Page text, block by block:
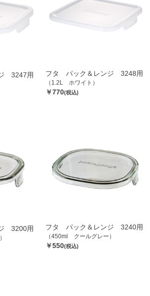
3247用
フタ パック＆レンジ 3248用
（1.2L ホワイト）
￥770(税込)
3200用 フタ パック＆レンジ 3240用
（450ml クールグレー）
￥550(税込)